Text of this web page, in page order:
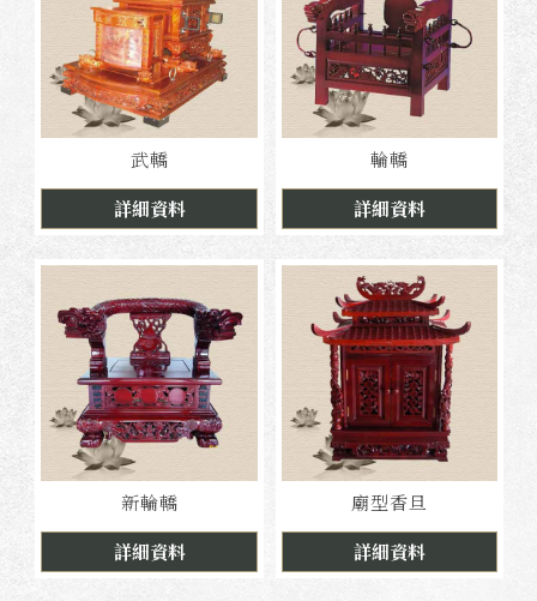
武轎
詳細資料
輪轎
詳細資料
新輪轎
詳細資料
廟型香旦
詳細資料